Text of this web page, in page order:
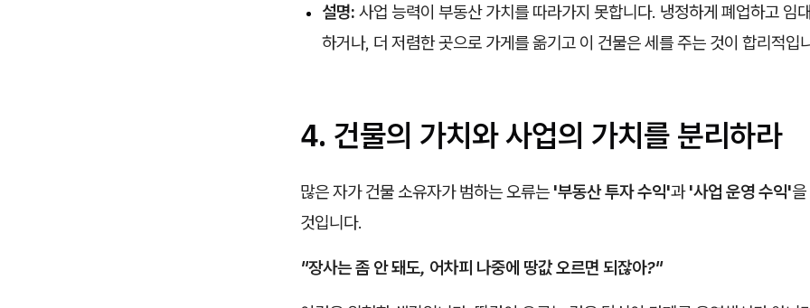
설명: 사업 능력이 부동산 가치를 따라가지 못합니다. 냉정하게 폐업하고 임
하거나, 더 저렴한 곳으로 가게를 옮기고 이 건물은 세를 주는 것이 합리적입
4. 건물의 가치와 사업의 가치를 분리하라
많은 자가 건물 소유자가 범하는 오류는 '부동산 투자 수익'과'사업 운영 수익'
것입니다.
"장사는 좀 안 돼도, 어차피 나중에 땅값 오르면 되잖아?"